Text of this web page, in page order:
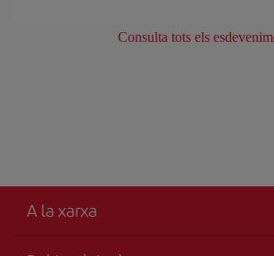
Consulta tots els
A la xarxa